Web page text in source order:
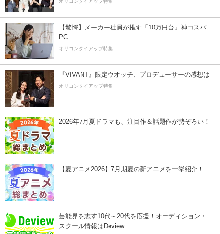
オリコンタイアップ特集
【驚愕】メーカー社員が推す「10万円台」神コスパ
PC
オリコンタイアップ特集
『VIVANT』限定ウオッチ、プロデューサーの感想は
オリコンタイアップ特集
2026年7月夏ドラマも、注目作＆話題作が勢ぞろい！
【夏アニメ2026】7月期夏の新アニメを一挙紹介！
芸能界を志す10代～20代を応援！オーディション・
スクール情報はDeview